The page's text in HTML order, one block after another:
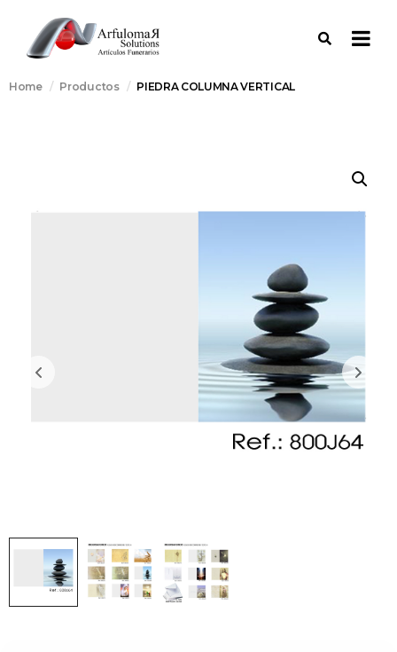
Home Productos PIEDRA COLUMNA VERTICAL